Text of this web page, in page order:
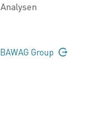
Analysen
BAWAG Group